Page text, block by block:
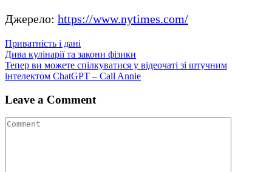
Джерело: https://www.nytimes.com/
Приватність і дані
Навігація
записів
Дива кулінарії та закони фізики
Тепер ви можете спілкуватися у відеочаті зі штучним
інтелектом ChatGPT – Call Annie
Leave a Comment